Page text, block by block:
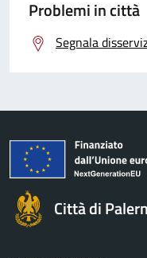
Problemi in città
Segnala
Città di